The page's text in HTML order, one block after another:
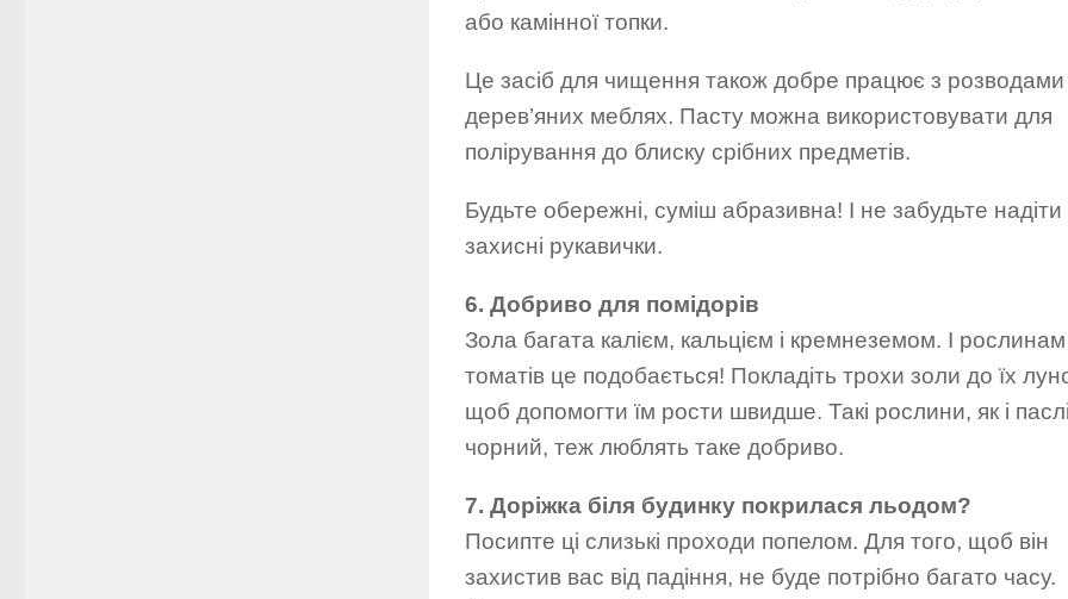
або камінної топки.
Це засіб для чищення також добре працює з
дерев’яних меблях. Пасту можна використовувати для
полірування до блиску срібних предметів.
Будьте обережні, суміш абразивна! І не забудьте надіти
захисні рукавички.
6. Добриво для помідорів
Зола багата калієм, кальцієм і кремнеземом. І рослинам
томатів це подобається! Покладіть трохи золи до їх
щоб допомогти їм рости швидше. Такі рослини, як і
чорний, теж люблять таке добриво.
7. Доріжка біля будинку покрилася льодом?
Посипте ці слизькі проходи попелом. Для того, щоб він
захистив вас від падіння, не буде потрібно багато часу.